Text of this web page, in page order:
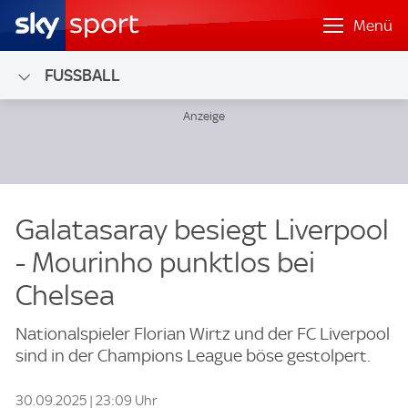
Menü
FUSSBALL
Galatasaray besiegt Liverpool
- Mourinho punktlos bei
Chelsea
Nationalspieler Florian Wirtz und der FC Liverpool
sind in der Champions League böse gestolpert.
30.09.2025 | 23:09 Uhr